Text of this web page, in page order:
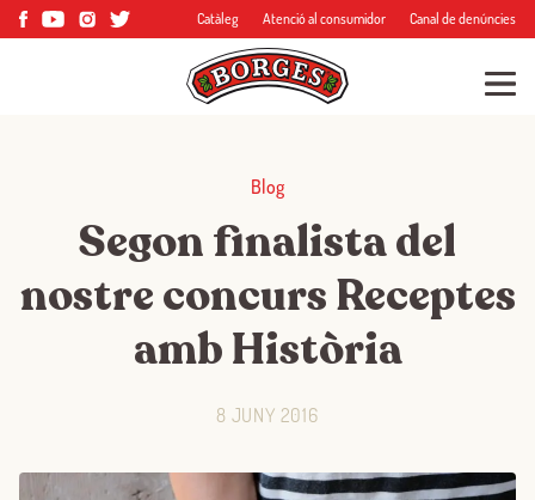
Catàleg Atenció al consumidor Canal de denúncies
Blog
Segon finalista del
nostre concurs Receptes
amb Història
8 JUNY 2016